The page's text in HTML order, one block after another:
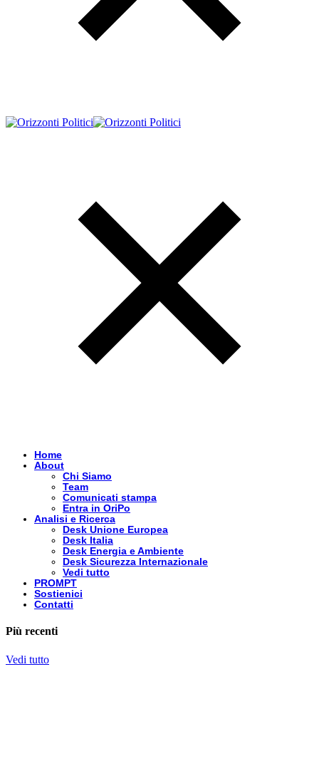
Home
About
Chi Siamo
Team
Comunicati stampa
Entra in OriPo
Analisi e Ricerca
Desk Unione Europea
Desk Italia
Desk Energia e Ambiente
Desk Sicurezza Internazionale
Vedi tutto
PROMPT
Sostienici
Contatti
Più recenti
Vedi tutto